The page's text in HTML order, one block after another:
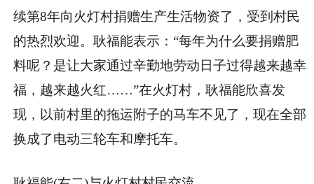
续第8年向火灯村捐赠生产生活物资了，受到村民
的热烈欢迎。耿福能表示：“每年为什么要捐赠肥
料呢？是让大家通过辛勤地劳动日子过得越来越幸
福，越来越火红……”在火灯村，耿福能欣喜发
现，以前村里的拖运附子的马车不见了，现在全部
换成了电动三轮车和摩托车。